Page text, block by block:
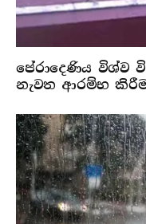
පේරාදෙණිය විශ්ව
නැවත ආරම්භ